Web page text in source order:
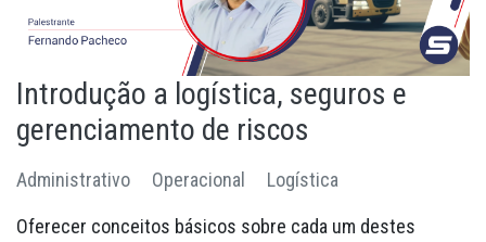
Introdução a logística, seguros e
gerenciamento de riscos
Administrativo Operacional Logística
Oferecer conceitos básicos sobre cada um destes